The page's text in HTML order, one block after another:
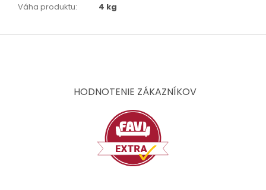
Váha produktu: 4 kg
Z
HODNOTENIE ZÁKAZNÍKOV